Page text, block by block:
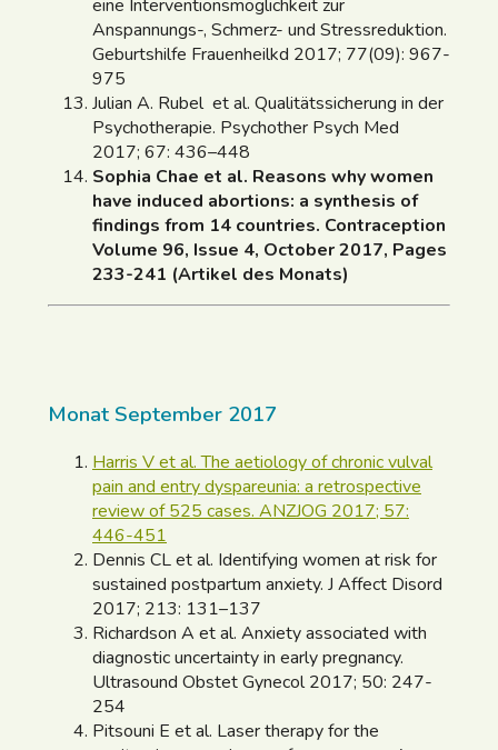
eine Interventionsmöglichkeit zur
Anspannungs-, Schmerz- und Stressreduktion.
Geburtshilfe Frauenheilkd 2017; 77(09): 967-
975
Julian A. Rubel et al. Qualitätssicherung in der
Psychotherapie. Psychother Psych Med
2017; 67: 436–448
Sophia Chae et al. Reasons why women
have induced abortions: a synthesis of
findings from 14 countries. Contraception
Volume 96, Issue 4, October 2017, Pages
233-241 (Artikel des Monats)
Monat September 2017
Harris V et al. The aetiology of chronic vulval
pain and entry dyspareunia: a retrospective
review of 525 cases. ANZJOG 2017; 57:
446-451
Dennis CL et al. Identifying women at risk for
sustained postpartum anxiety. J Affect Disord
2017; 213: 131–137
Richardson A et al. Anxiety associated with
diagnostic uncertainty in early pregnancy.
Ultrasound Obstet Gynecol 2017; 50: 247-
254
Pitsouni E et al. Laser therapy for the